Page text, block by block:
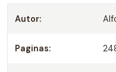
Autor:
Paginas: